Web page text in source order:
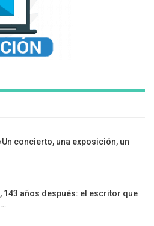
concierto, una exposición, un
143 años después: el escritor que